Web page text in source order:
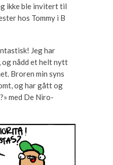
ikke ble invitert til
hos Tommy i B
Jeg har
og nådd et helt nytt
Broren min syns
og har gått og
med De Niro-